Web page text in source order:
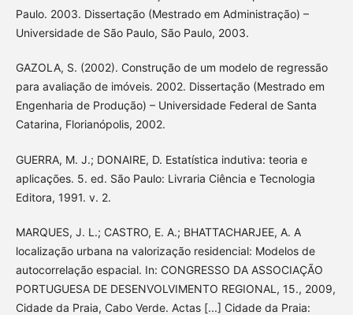
Paulo. 2003. Dissertação (Mestrado em Administração) –
Universidade de São Paulo, São Paulo, 2003.
GAZOLA, S. (2002). Construção de um modelo de regressão
para avaliação de imóveis. 2002. Dissertação (Mestrado em
Engenharia de Produção) – Universidade Federal de Santa
Catarina, Florianópolis, 2002.
GUERRA, M. J.; DONAIRE, D. Estatística indutiva: teoria e
aplicações. 5. ed. São Paulo: Livraria Ciência e Tecnologia
Editora, 1991. v. 2.
MARQUES, J. L.; CASTRO, E. A.; BHATTACHARJEE, A. A
localização urbana na valorização residencial: Modelos de
autocorrelação espacial. In: CONGRESSO DA ASSOCIAÇÃO
PORTUGUESA DE DESENVOLVIMENTO REGIONAL, 15., 2009,
Cidade da Praia, Cabo Verde. Actas [...] Cidade da Praia: